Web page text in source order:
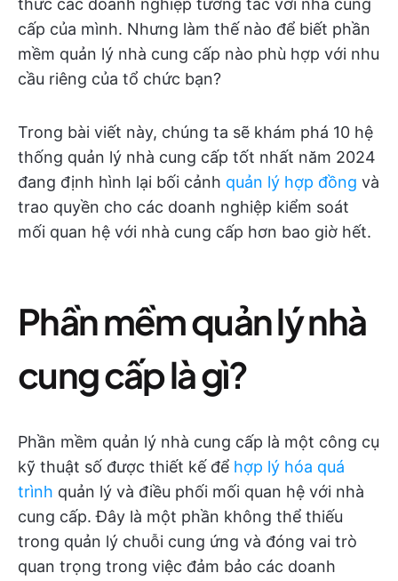
thức các doanh nghiệp tương tác với nhà cung
cấp của mình. Nhưng làm thế nào để biết phần
mềm quản lý nhà cung cấp nào phù hợp với nhu
cầu riêng của tổ chức bạn?
Trong bài viết này, chúng ta sẽ khám phá 10 hệ
thống quản lý nhà cung cấp tốt nhất năm 2024
đang định hình lại bối cảnh quản lý hợp đồng và
trao quyền cho các doanh nghiệp kiểm soát
mối quan hệ với nhà cung cấp hơn bao giờ hết.
Phần mềm quản lý nhà
cung cấp là gì?
Phần mềm quản lý nhà cung cấp là một công cụ
kỹ thuật số được thiết kế để hợp lý hóa quá
trình quản lý và điều phối mối quan hệ với nhà
cung cấp. Đây là một phần không thể thiếu
trong quản lý chuỗi cung ứng và đóng vai trò
quan trọng trong việc đảm bảo các doanh